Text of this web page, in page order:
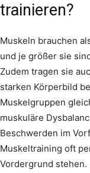
trainieren?
Muskeln brauchen
und je größer sie
Zudem tragen sie
starken Körperbild
Muskelgruppen
muskuläre
Beschwerden im
Muskeltraining oft
Vordergrund